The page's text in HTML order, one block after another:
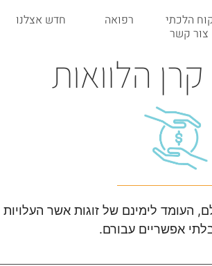
הלכתי רפואה חדש אצלנו
צור קשר
קרן הלוואות
העומד לימינם של זוגות אשר
אפשריים עבורם.